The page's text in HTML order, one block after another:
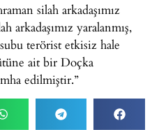
silah arkadaşımız
arkadaşımız yaralanmış,
terörist etkisiz hale
ait bir Doçka
edilmiştir.”